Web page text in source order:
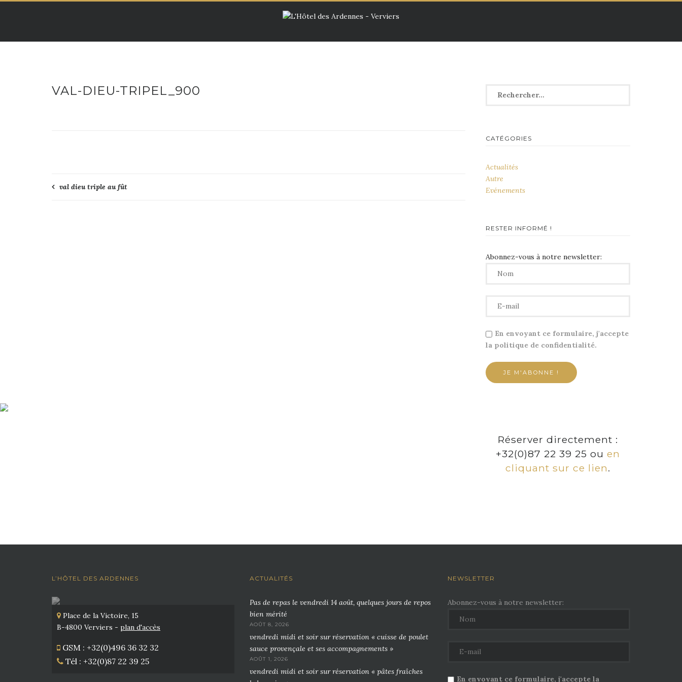
VAL-DIEU-TRIPEL_900
Navigation
val dieu triple au fût
CATÉGORIES
Actualités
Autre
Evénements
RESTER INFORMÉ !
Abonnez-vous à notre newsletter:
En envoyant ce formulaire, j'accepte
la politique de confidentialité.
Réserver directement :
+32(0)87 22 39 25 ou en
cliquant sur ce lien.
L’HÔTEL DES ARDENNES
Place de la Victoire, 15
B-4800 Verviers - plan d'accès
GSM : +32(0)496 36 32 32
Tél : +32(0)87 22 39 25
ACTUALITÉS
Pas de repas le vendredi 14 août, quelques jours de repos
bien mérité
AOÛT 8, 2026
vendredi midi et soir sur réservation « cuisse de poulet
sauce provençale et ses accompagnements »
AOÛT 1, 2026
vendredi midi et soir sur réservation « pâtes fraîches
NEWSLETTER
Abonnez-vous à notre newsletter:
En envoyant ce formulaire, j'accepte la